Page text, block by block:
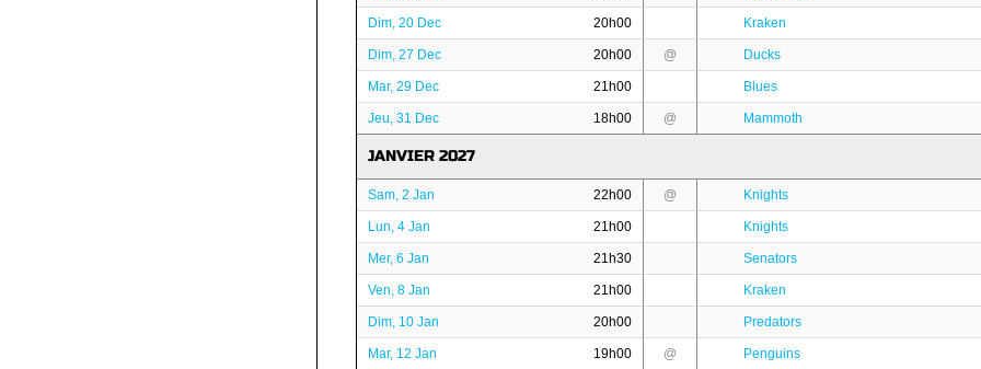
Dim, 20 Dec 20h00 Kraken
Dim, 27 Dec 20h00 @ Ducks
Mar, 29 Dec 21h00 Blues
Jeu, 31 Dec 18h00 @ Mammoth
JANVIER 2027
Sam, 2 Jan 22h00 @ Knights
Lun, 4 Jan 21h00 Knights
Mer, 6 Jan 21h30 Senators
Ven, 8 Jan 21h00 Kraken
Dim, 10 Jan 20h00 Predators
Mar, 12 Jan 19h00 @ Penguins